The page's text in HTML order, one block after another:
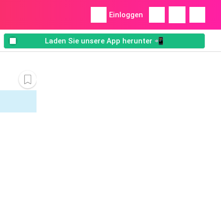
Einloggen
Laden Sie unsere App herunter 📲